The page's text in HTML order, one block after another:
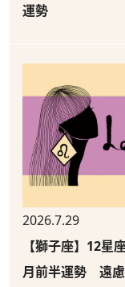
運勢
2026.7.29
【獅子座】12星
月前半運勢 遠